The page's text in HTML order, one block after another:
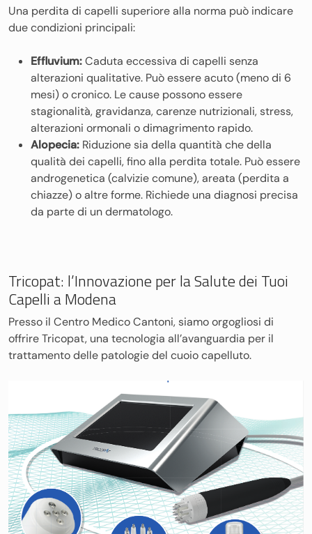
Una perdita di capelli superiore alla norma può indicare
due condizioni principali:
Effluvium:Caduta eccessiva di capelli senza
alterazioni qualitative. Può essere acuto (meno di 6
mesi) o cronico. Le cause possono essere
stagionalità, gravidanza, carenze nutrizionali, stress,
alterazioni ormonali o dimagrimento rapido.
Alopecia: Riduzione sia della quantità che della
qualità dei capelli, fino alla perdita totale. Può essere
androgenetica (calvizie comune), areata (perdita a
chiazze) o altre forme. Richiede una diagnosi precisa
da parte di un dermatologo.
Tricopat: l’Innovazione per la Salute dei Tuoi
Capelli a Modena
Presso il Centro Medico Cantoni, siamo orgogliosi di
offrire Tricopat, una tecnologia all’avanguardia per il
trattamento delle patologie del cuoio capelluto.